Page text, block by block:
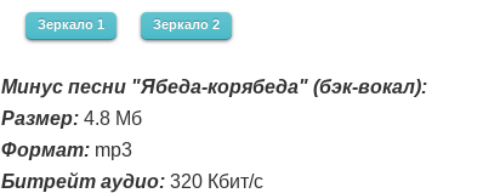
Зеркало 1 Зеркало 2
Минус песни "Ябеда-корябеда" (бэк-вокал):
Размер:4.8 Мб
Формат:mp3
Битрейт аудио:320 Кбит/с